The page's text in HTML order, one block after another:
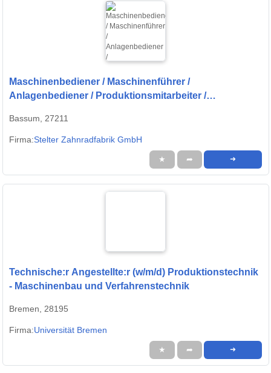
Maschinenbediener / Maschinenführer /
Anlagenbediener / Produktionsmitarbeiter /
Quereinsteiger willkommen
Bassum, 27211
Firma:Stelter Zahnradfabrik GmbH
★ ➦ ➜
Technische:r Angestellte:r (w/m/d) Produktionstechnik
- Maschinenbau und Verfahrenstechnik
Bremen, 28195
Firma:Universität Bremen
★ ➦ ➜